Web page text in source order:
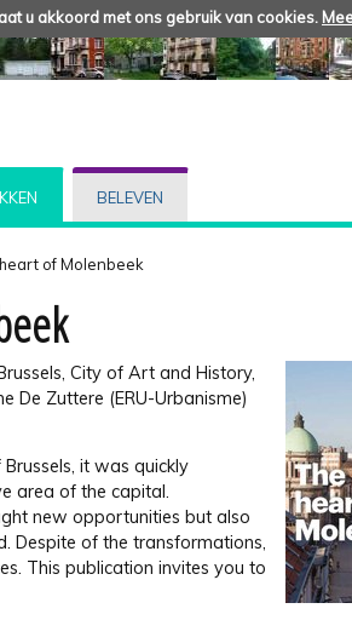
u akkoord met ons gebruik van cookies.
BELEVEN
of Molenbeek
City of Art and History,
De Zuttere (ERU-Urbanisme)
it was quickly
area of the capital.
new opportunities but also
Despite of the transformations,
This publication invites you to